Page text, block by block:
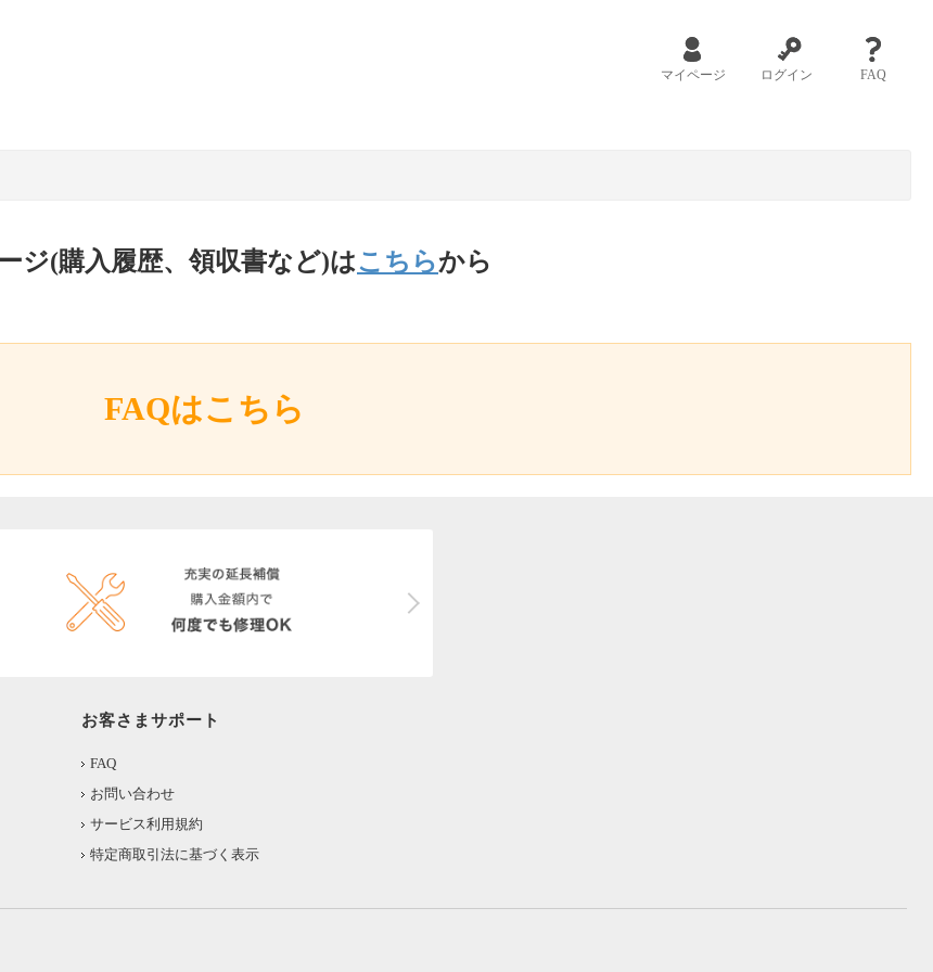
マイページ ログイン FAQ
ジ(購入履歴、領収書など)はこちらから
FAQはこちら
お客さまサポート
FAQ
お問い合わせ
サービス利用規約
特定商取引法に基づく表示